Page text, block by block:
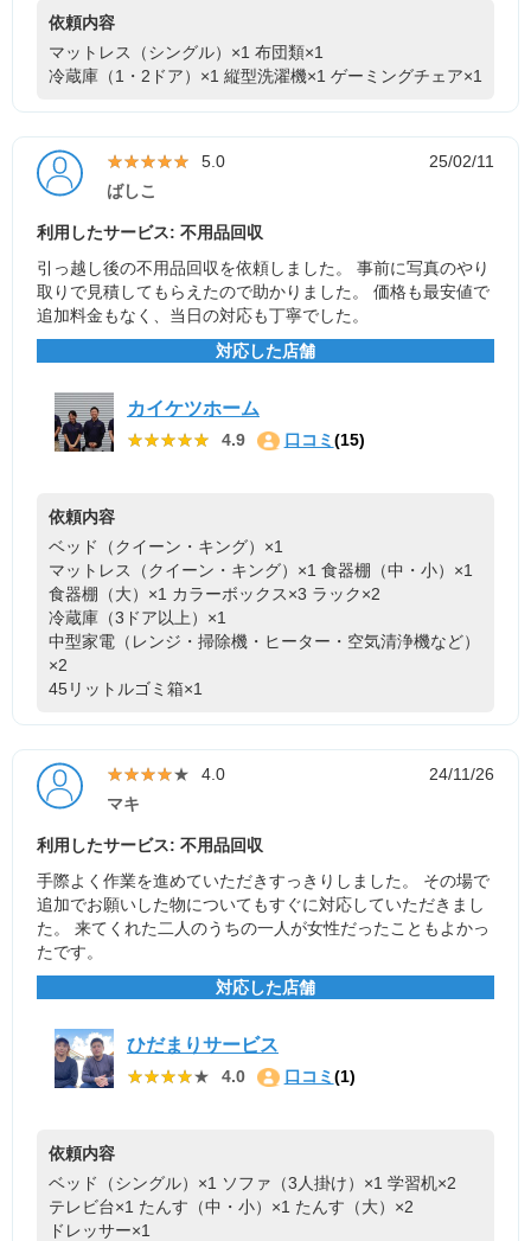
依頼内容
マットレス（シングル）×1 布団類×1
冷蔵庫（1・2ドア）×1 縦型洗濯機×1 ゲーミングチェア×1
★★★★★
★★★★★ 5.0
25/02/11
ばしこ
利用したサービス: 不用品回収
引っ越し後の不用品回収を依頼しました。 事前に写真のやり
取りで見積してもらえたので助かりました。 価格も最安値で
追加料金もなく、当日の対応も丁寧でした。
対応した店舗
カイケツホーム
★★★★★
★★★★★ 4.9 口コミ (15)
依頼内容
ベッド（クイーン・キング）×1
マットレス（クイーン・キング）×1 食器棚（中・小）×1
食器棚（大）×1 カラーボックス×3 ラック×2
冷蔵庫（3ドア以上）×1
中型家電（レンジ・掃除機・ヒーター・空気清浄機など）
×2
45リットルゴミ箱×1
★★★★★
★★★★★ 4.0
24/11/26
マキ
利用したサービス: 不用品回収
手際よく作業を進めていただきすっきりしました。 その場で
追加でお願いした物についてもすぐに対応していただきまし
た。 来てくれた二人のうちの一人が女性だったこともよかっ
たです。
対応した店舗
ひだまりサービス
★★★★★
★★★★★ 4.0 口コミ (1)
依頼内容
ベッド（シングル）×1 ソファ（3人掛け）×1 学習机×2
テレビ台×1 たんす（中・小）×1 たんす（大）×2
ドレッサー×1